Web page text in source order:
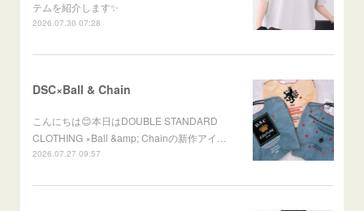
テムを紹介します✨
2026.07.30 07:28
DSC×Ball & Chain
こんにちは😊本日はDOUBLE STANDARD
CLOTHING ×Ball &amp; Chainの新作アイ…
2026.07.27 09:57